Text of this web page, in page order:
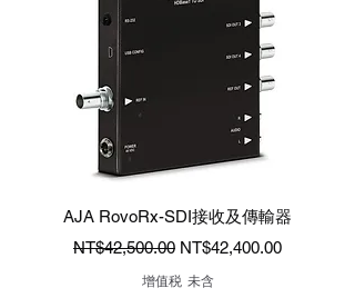
AJA RovoRx-SDI接收及傳輸器
一般價格
NT$42,500.00 促銷價格
NT$42,400.00
增值税 未含